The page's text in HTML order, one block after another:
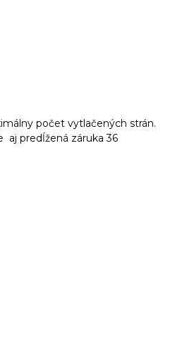
počet vytlačených strán.
aj predĺžená záruka 36